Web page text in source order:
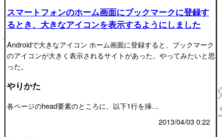
スマートフォンのホーム画面にブックマークに登録す
るとき、大きなアイコンを表示するようにしました
Androidで大きなアイコン ホーム画面に登録すると、ブックマーク
のアイコンが大きく表示されるサイトがあった。やってみたいと思
った。
やりかた
各ページのhead要素のところに、以下1行を挿…
2013/04/03 0:22